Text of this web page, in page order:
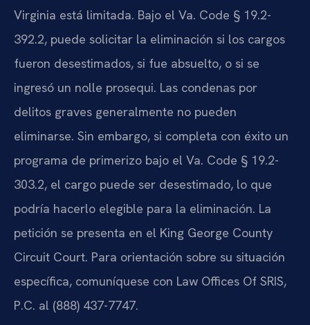
Virginia está limitada. Bajo el Va. Code § 19.2-
392.2, puede solicitar la eliminación si los cargos
fueron desestimados, si fue absuelto, o si se
ingresó un nolle prosequi. Las condenas por
delitos graves generalmente no pueden
eliminarse. Sin embargo, si completa con éxito un
programa de primerizo bajo el Va. Code § 19.2-
303.2, el cargo puede ser desestimado, lo que
podría hacerlo elegible para la eliminación. La
petición se presenta en el King George County
Circuit Court. Para orientación sobre su situación
específica, comuníquese con Law Offices Of SRIS,
P.C. al (888) 437-7747.